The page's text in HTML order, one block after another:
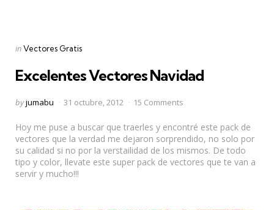
Categories
Posted
inVectores Gratis
Excelentes Vectores Navidad
Posted
byjumabu 31 octubre, 2012 15 Comments
Hoy me puse a buscar que traerles y encontré este pack de
vectores que la verdad me dejaron sorprendido, no solo por
su calidad si no por la verstailidad de los mismos. De todo
tipo y color, llevate este super pack de vectores que te van a
servir y mucho!!!